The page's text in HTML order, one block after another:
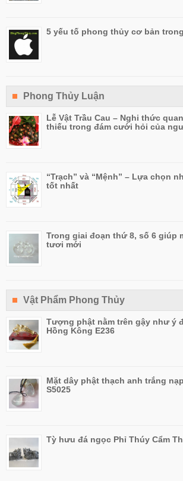
5 yếu tố phong thủy cơ bản
Phong Thủy Luận
Lễ Vật Trầu Cau – Nghi thức
thiếu trong đám cưới hỏi của
“Trạch” và “Mệnh” – Lựa chọn
tốt nhất
Trong giai đoạn thứ 8, số 6 giúp
tươi mới
Vật Phẩm Phong Thủy
Tượng phật nằm trên gậy như ý
Hồng Kông E236
Mặt dây phật thạch anh trắng
S5025
Tỳ hưu đá ngọc Phỉ Thúy Cẩm